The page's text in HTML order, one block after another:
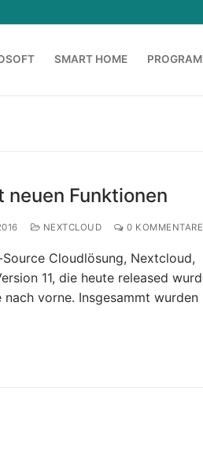
SMART HOME
neuen Funktionen
NEXTCLOUD 0 KOMMENTARE
Cloudlösung, Nextcloud,
11, die heute released
vorne. Insgesammt wurden